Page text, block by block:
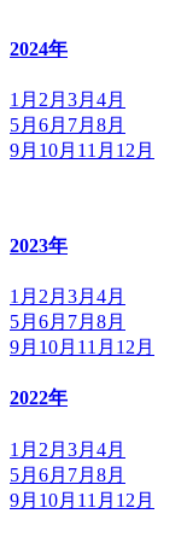
2024年
1月 2月 3月 4月
5月 6月 7月 8月
9月 10月 11月 12月
2023年
1月 2月 3月 4月
5月 6月 7月 8月
9月 10月 11月 12月
2022年
1月 2月 3月 4月
5月 6月 7月 8月
9月 10月 11月 12月